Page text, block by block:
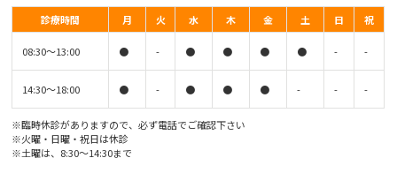
診療時間 月 火 水 木 金 土 日 祝
08:30〜13:00 ● - ● ● ● ● - -
14:30〜18:00 ● - ● ● ● - - -
※臨時休診がありますので、必ず電話でご確認下さい
※火曜・日曜・祝日は休診
※土曜は、8:30〜14:30まで